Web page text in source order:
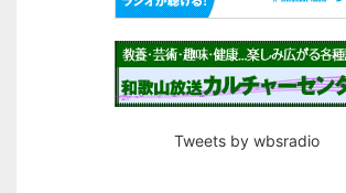
Tweets by wbsradio